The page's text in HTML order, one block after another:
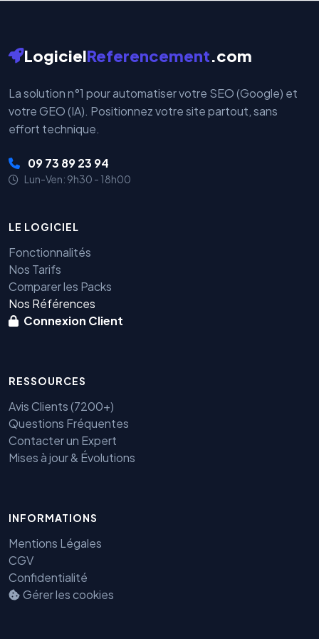
LogicielReferencement.com
La solution n°1 pour automatiser votre SEO (Google) et
votre GEO (IA). Positionnez votre site partout, sans
effort technique.
09 73 89 23 94
Lun-Ven: 9h30 - 18h00
LE LOGICIEL
Fonctionnalités
Nos Tarifs
Comparer les Packs
Nos Références
Connexion Client
RESSOURCES
Avis Clients (7200+)
Questions Fréquentes
Contacter un Expert
Mises à jour & Évolutions
INFORMATIONS
Mentions Légales
CGV
Confidentialité
Gérer les cookies